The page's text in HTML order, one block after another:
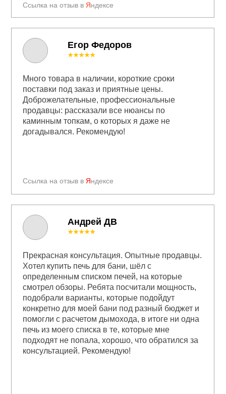
Ссылка на отзыв в Яндексе
Егор Федоров
Ссылка на отзыв в Яндексе
★★★★★
Много товара в наличии, короткие сроки
поставки под заказ и приятные цены.
Доброжелательные, профессиональные
продавцы: рассказали все нюансы по
каминным топкам, о которых я даже не
догадывался. Рекомендую!
Андрей ДВ
★★★★★
Прекрасная консультация. Опытные продавцы.
Хотел купить печь для бани, шёл с
определенным списком печей, на которые
смотрел обзоры. Ребята посчитали мощность,
подобрали варианты, которые подойдут
конкретно для моей бани под разный бюджет и
помогли с расчетом дымохода, в итоге ни одна
печь из моего списка в те, которые мне
подходят не попала, хорошо, что обратился за
консультацией. Рекомендую!